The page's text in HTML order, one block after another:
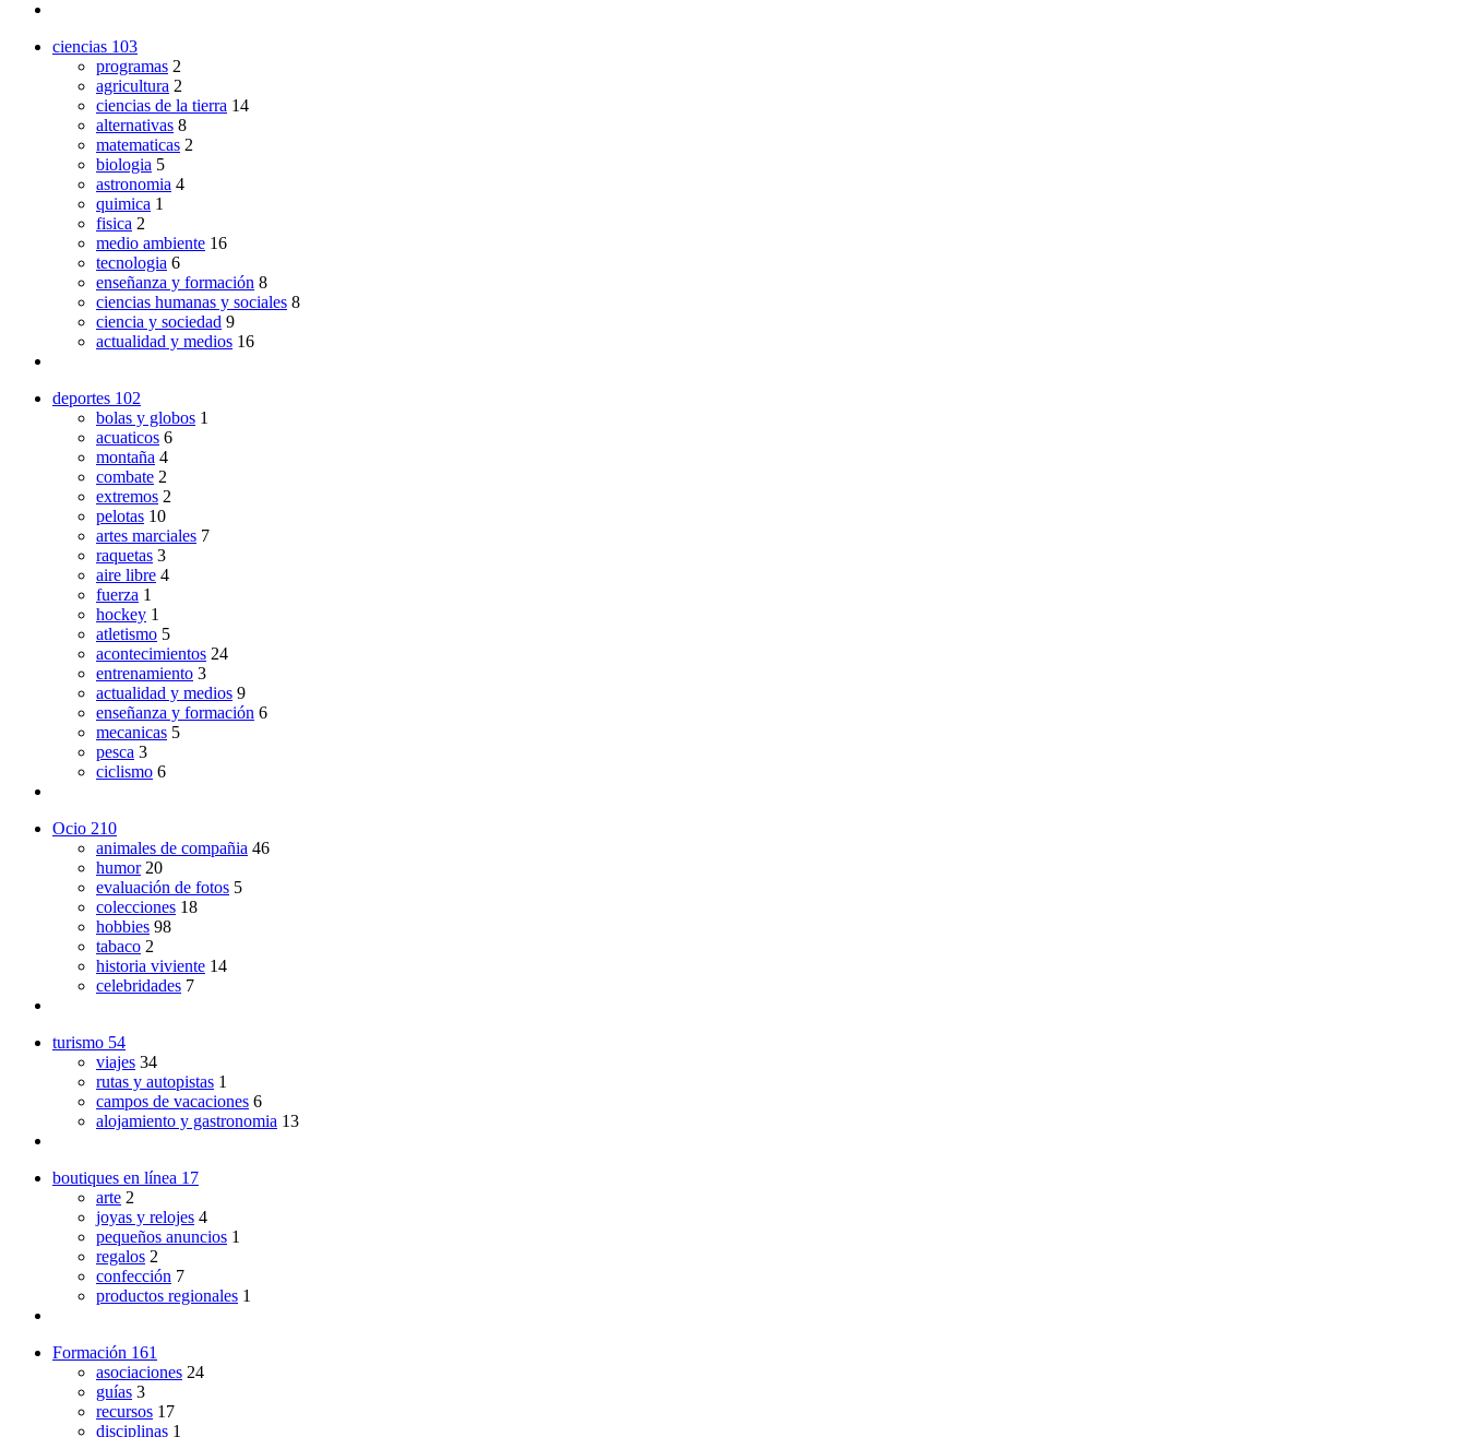
ciencias 103
programas 2
agricultura 2
ciencias de la tierra 14
alternativas 8
matematicas 2
biologia 5
astronomia 4
quimica 1
fisica 2
medio ambiente 16
tecnologia 6
enseñanza y formación 8
ciencias humanas y sociales 8
ciencia y sociedad 9
actualidad y medios 16
deportes 102
bolas y globos 1
acuaticos 6
montaña 4
combate 2
extremos 2
pelotas 10
artes marciales 7
raquetas 3
aire libre 4
fuerza 1
hockey 1
atletismo 5
acontecimientos 24
entrenamiento 3
actualidad y medios 9
enseñanza y formación 6
mecanicas 5
pesca 3
ciclismo 6
Ocio 210
animales de compañia 46
humor 20
evaluación de fotos 5
colecciones 18
hobbies 98
tabaco 2
historia viviente 14
celebridades 7
turismo 54
viajes 34
rutas y autopistas 1
campos de vacaciones 6
alojamiento y gastronomia 13
boutiques en línea 17
arte 2
joyas y relojes 4
pequeños anuncios 1
regalos 2
confección 7
productos regionales 1
Formación 161
asociaciones 24
guías 3
recursos 17
disciplinas 1